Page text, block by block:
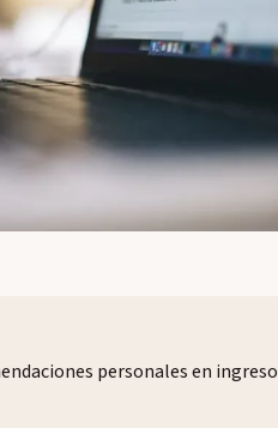
personales en